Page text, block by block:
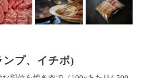
プ、イチボ)